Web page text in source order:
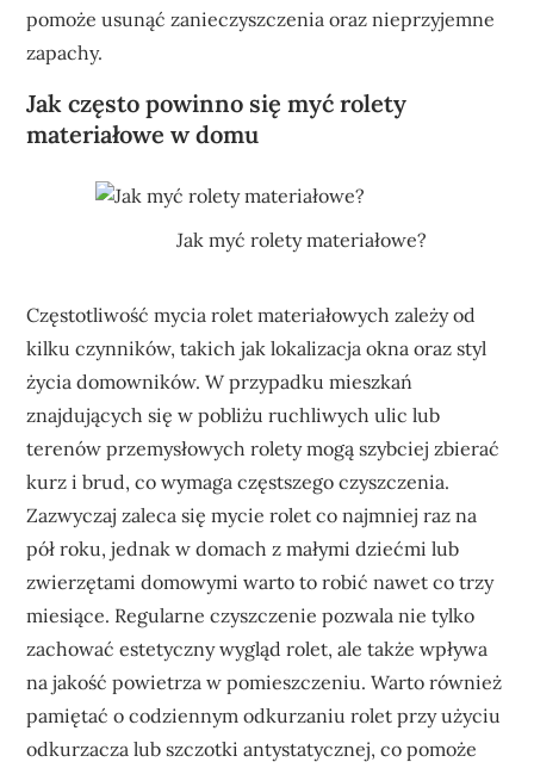
pomoże usunąć zanieczyszczenia oraz nieprzyjemne
zapachy.
Jak często powinno się myć rolety
materiałowe w domu
Jak myć rolety materiałowe?
Częstotliwość mycia rolet materiałowych zależy od
kilku czynników, takich jak lokalizacja okna oraz styl
życia domowników. W przypadku mieszkań
znajdujących się w pobliżu ruchliwych ulic lub
terenów przemysłowych rolety mogą szybciej zbierać
kurz i brud, co wymaga częstszego czyszczenia.
Zazwyczaj zaleca się mycie rolet co najmniej raz na
pół roku, jednak w domach z małymi dziećmi lub
zwierzętami domowymi warto to robić nawet co trzy
miesiące. Regularne czyszczenie pozwala nie tylko
zachować estetyczny wygląd rolet, ale także wpływa
na jakość powietrza w pomieszczeniu. Warto również
pamiętać o codziennym odkurzaniu rolet przy użyciu
odkurzacza lub szczotki antystatycznej, co pomoże